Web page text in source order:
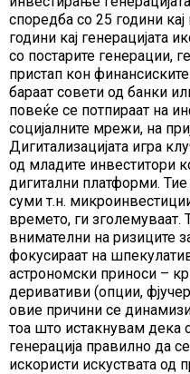
споредба со 25 години
години кај генерацијата
со постарите генерации,
пристап кон
бараат совети од банки
повеќе се потпираат на
социјалните мрежи, на
Дигитализацијата игра
од младите инвеститори
дигитални платформи. Тие
суми т.н.
времето, ги зголемуваат.
внимателни на ризиците
фокусираат на
астрономски приноси –
деривативи (опции,
овие причини се
тоа што истакнувам дека
генерација правилно да
искористи искуствата од